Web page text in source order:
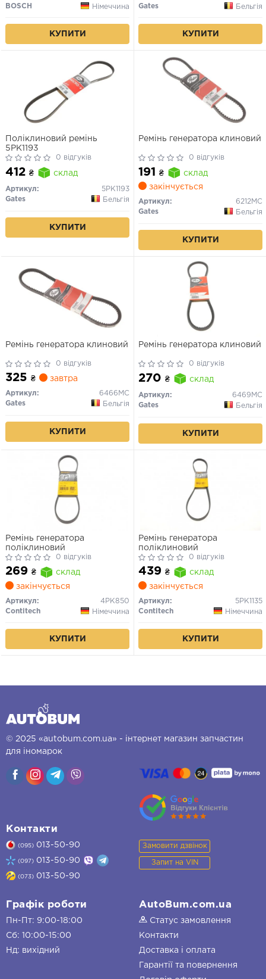
BOSCH
Німеччина
КУПИТИ
Gates
Бельгія
КУПИТИ
Поліклиновий ремінь
5PK1193
0 відгуків
412 ₴ склад
Артикул:
5PK1193
Gates
Бельгія
КУПИТИ
Ремінь генератора клиновий
0 відгуків
191 ₴
склад
закінчується
Артикул:
6212MC
Gates
Бельгія
КУПИТИ
Ремінь генератора клиновий
0 відгуків
325 ₴ завтра
Артикул:
6466MC
Gates
Бельгія
КУПИТИ
Ремінь генератора клиновий
0 відгуків
270 ₴ склад
Артикул:
6469MC
Gates
Бельгія
КУПИТИ
Ремінь генератора
поліклиновий
0 відгуків
269 ₴
склад
закінчується
Артикул:
4PK850
Contitech
Німеччина
КУПИТИ
Ремінь генератора
поліклиновий
0 відгуків
439 ₴
склад
закінчується
Артикул:
5PK1135
Contitech
Німеччина
КУПИТИ
© 2025 «autobum.com.ua» - інтернет магазин запчастин
для іномарок
Контакти
(095) 013-50-90
(097) 013-50-90
(073) 013-50-90
Замовити дзвінок
Запит на VIN
Графік роботи
Пн-Пт: 9:00-18:00
Сб: 10:00-15:00
Нд: вихідний
AutoBum.com.ua
Статус замовлення
Контакти
Доставка і оплата
Гарантії та повернення